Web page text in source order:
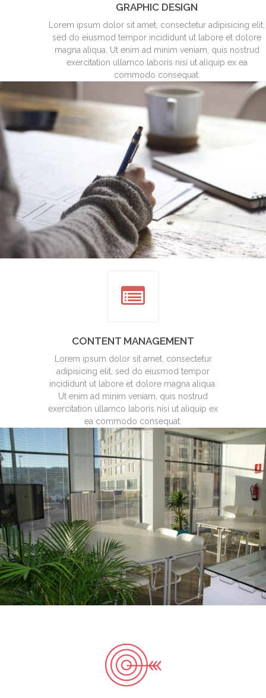
GRAPHIC DESIGN
Lorem ipsum dolor sit amet, consectetur adipisicing elit,
sed do eiusmod tempor incididunt ut labore et dolore
magna aliqua. Ut enim ad minim veniam, quis nostrud
exercitation ullamco laboris nisi ut aliquip ex ea
commodo consequat.
CONTENT MANAGEMENT
Lorem ipsum dolor sit amet, consectetur
adipisicing elit, sed do eiusmod tempor
incididunt ut labore et dolore magna aliqua.
Ut enim ad minim veniam, quis nostrud
exercitation ullamco laboris nisi ut aliquip ex
ea commodo consequat.